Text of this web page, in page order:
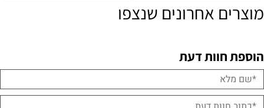
מוצרים אחרונים שנצפו
הוספת חוות דעת